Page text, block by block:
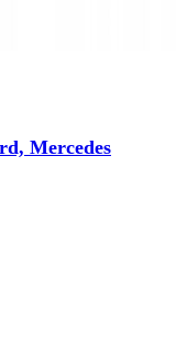
Mercedes